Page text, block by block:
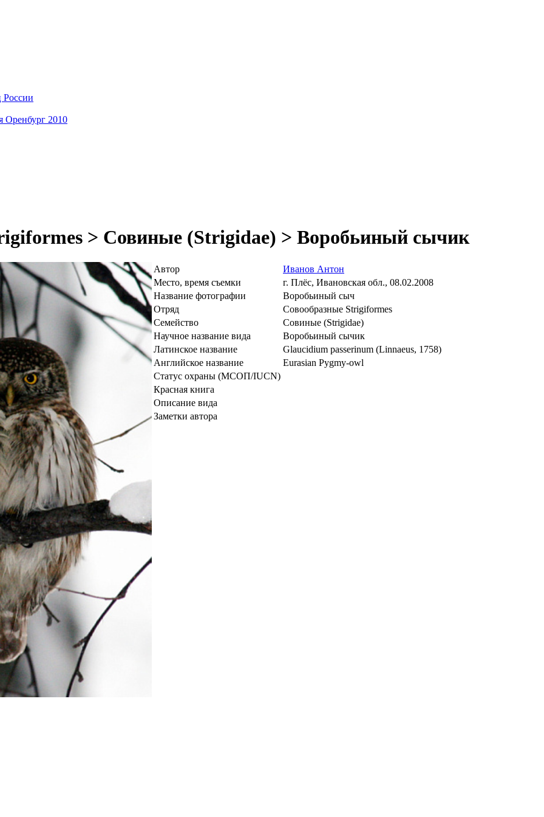
России
Оренбург 2010
> Совиные (Strigidae) > Воробьиный сычик
Автор
Иванов Антон
Место, время съемки
г. Плёс, Ивановская обл., 08.02.2008
Название фотографии
Воробьиный сыч
Отряд
Совообразные Strigiformes
Семейство
Совиные (Strigidae)
Научное название вида
Воробьиный сычик
Латинское название
Glaucidium passerinum (Linnaeus, 1758)
Английское название
Eurasian Pygmy-owl
Статус охраны (МСОП/IUCN)
Красная книга
Описание вида
Заметки автора